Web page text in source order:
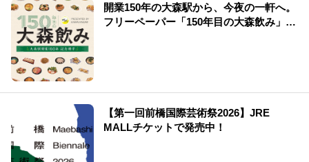
開業150年の大森駅から、今夜の一軒へ。
フリーペーパー「150年目の大森飲み」誕
【第一回前橋国際芸術祭2026】JRE
MALLチケットで発売中！